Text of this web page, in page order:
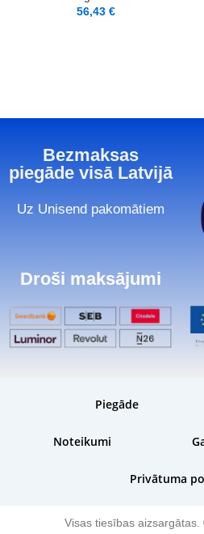
56,43€
Bezmaksas
piegāde visā Latvijā
Uz Unisend pakomātiem
Droši maksājumi
Piegāde
Noteikumi
Privātuma
Visas tiesības